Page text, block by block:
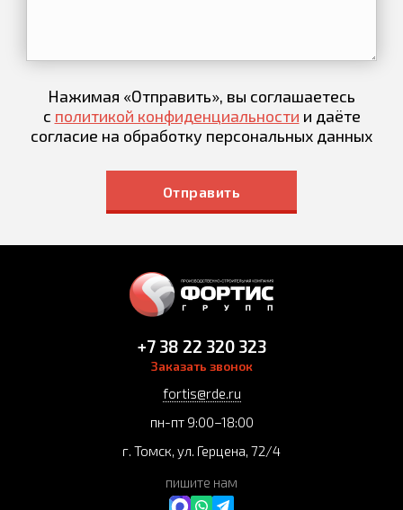
Нажимая «Отправить», вы соглашаетесь
с политикой конфиденциальности и даёте
согласие на обработку персональных данных
Отправить
+7 38 22 320 323
Заказать звонок
fortis@rde.ru
пн-пт 9:00–18:00
г. Томск, ул. Герцена, 72/4
пишите нам